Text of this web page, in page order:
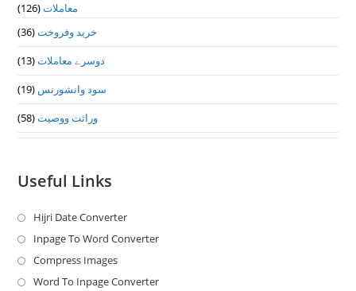
معاملات(126)
خرید وفروخت(36)
دوسرے معاملات(13)
سود وانشورنس (19)
وراثت ووصيت(58)
Useful Links
Hijri Date ConverterOpens
in
new
Inpage To Word ConverterOpens
a
Compress ImagesOpens
in
Word To Inpage ConverterOpens